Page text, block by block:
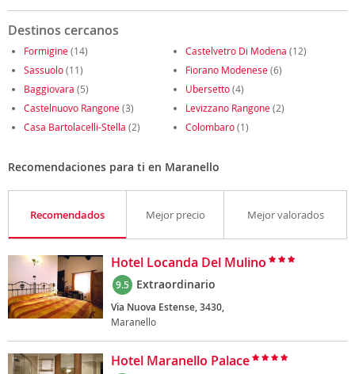
Destinos cercanos
Formigine(14) Castelvetro Di Modena (12)
Sassuolo(11) Fiorano Modenese(6)
Baggiovara (5) Ubersetto(4)
Castelnuovo Rangone(3) Levizzano Rangone(2)
Casa Bartolacelli-Stella (2) Colombaro(1)
Recomendaciones para ti en Maranello
Recomendados Mejor precio Mejor valorados
Hotel Locanda Del Mulino
9.5 Extraordinario
Via Nuova Estense, 3430,
Maranello
Hotel Maranello Palace